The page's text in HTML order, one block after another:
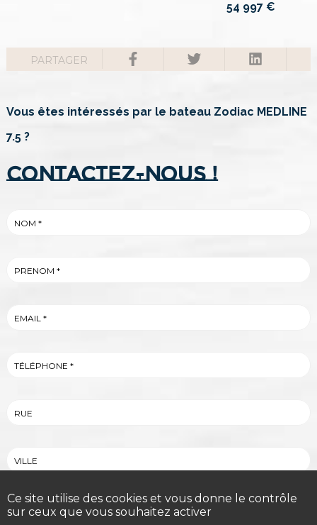
54 997 €
PARTAGER
Vous êtes intéressés par le bateau Zodiac MEDLINE
7.5 ?
Contactez-nous !
Ce site utilise des cookies et vous donne le contrôle
sur ceux que vous souhaitez activer